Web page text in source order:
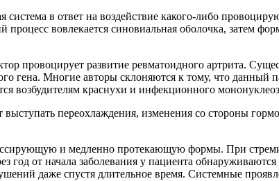
в ответ на воздействие какого-либо
вовлекается синовиальная оболочка, затем
провоцирует развитие ревматоидного артрита.
гена. Многие авторы склоняются к тому, что данный
краснухи и инфекционного
переохлаждения, изменения со стороны
и медленно протекающую формы. При
год от начала заболевания у пациента
даже спустя длительное время. Системные